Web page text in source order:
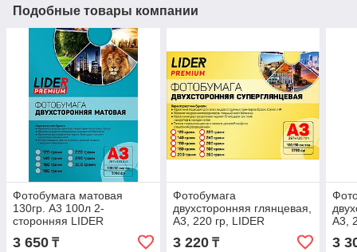
Подобные товары компании
Фотобумага матовая
130гр. A3 100л 2-
сторонняя LIDER
3 650 ₸
Фотобумага
двухсторонняя глянцевая,
A3, 220 гр, LIDER
3 220₸
A3,
3